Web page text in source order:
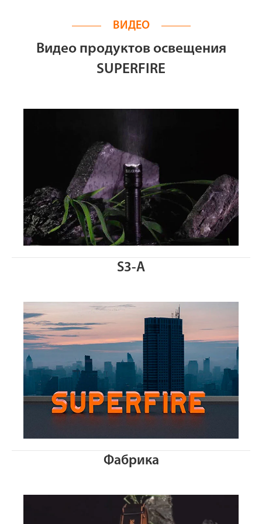
ВИДЕО
Видео продуктов освещения
SUPERFIRE
S3-A
Фабрика